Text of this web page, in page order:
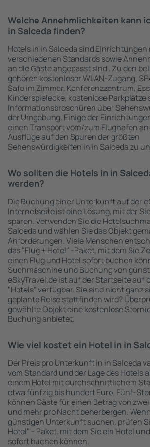
Welche Annehmlichkeiten kann
in Salceda finden?
Hotels in in Salceda sind Einrichtungen
verschiedenen Standards sowie
an die Gäste angepasst sind . Zu den
gehören kostenloser WLAN-Zugang,
Safe im Zimmer, Konferenzzentrum,
Kinderspielecke, kostenlose Parkplätze
Informationsbroschüren über
der Umgebung. Einige der
einen Transport vom/zum Flughafen
Ausflüge auf den Spuren der größten
Sehenswürdigkeiten in in Salceda zu
Wo sollten die Hotels in in
werden?
Die Buchung einer Unterkunft auf der
Internetseite ist eine Lösung, mit der
sparen. Verwenden Sie die
Salceda und wählen Sie das Objekt
Anforderungen. Viele Menschen
das "Flug + Hotel" -Paket, mit dem Sie
einen Flug und Hotel sofort buchen
Suchmaschine und Buchung von
eSkyTravel.de ist auf der Startseite auf
"Hotels" verfügbar. Sie sind nicht ganz
geplante Reise stattfinden wird?
gewählte Objekt eine kostenlose
Buchung anbietet.
Wie viel kostet ein Hotel in in
Der Preis pro Unterkunft in in Salceda
vom Standard und der Lage des Hotels
einem Hotel mit durchschnittlichem
etwa fünfzig bis hundert Euro. Fünf-
können Gäste für einen Betrag von
und mehr pro Nacht beherbergen.
günstigen Unterkunft suchen, prüfen
Hotel" - Paket, mit dem Sie ein Hotel
sofort buchen können.